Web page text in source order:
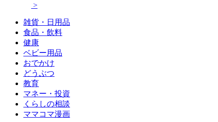
>
雑貨・日用品
食品・飲料
健康
ベビー用品
おでかけ
どうぶつ
教育
マネー・投資
くらしの相談
ママコマ漫画